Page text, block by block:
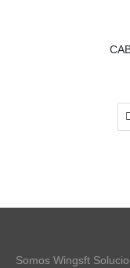
Somos Wingsft